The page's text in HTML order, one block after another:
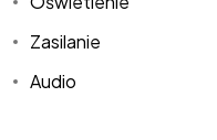
Zasilanie
Audio